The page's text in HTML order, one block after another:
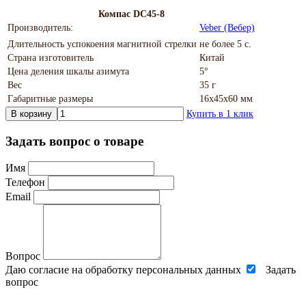
Компас DC45-8
Производитель:
Veber (Вебер)
Длительность успокоения магнитной стрелки не более 5 с.
Страна изготовитель
Китай
Цена деления шкалы азимута
5°
Вес
35 г
Габаритные размеры
16х45х60 мм
В корзину
Купить в 1 клик
Задать вопрос о товаре
Имя
Телефон
Email
Вопрос
Даю согласие на обработку персональных данных
Задать
вопрос